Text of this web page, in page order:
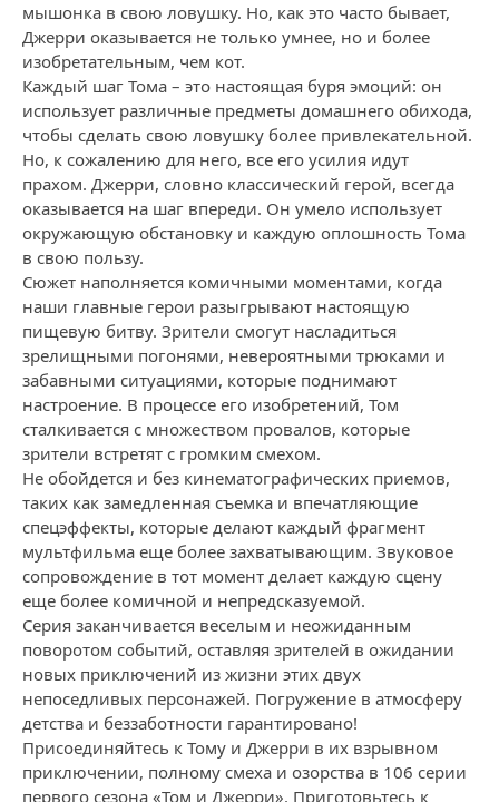
мышонка в свою ловушку. Но, как это часто бывает,
Джерри оказывается не только умнее, но и более
изобретательным, чем кот.
Каждый шаг Тома – это настоящая буря эмоций: он
использует различные предметы домашнего обихода,
чтобы сделать свою ловушку более привлекательной.
Но, к сожалению для него, все его усилия идут
прахом. Джерри, словно классический герой, всегда
оказывается на шаг впереди. Он умело использует
окружающую обстановку и каждую оплошность Тома
в свою пользу.
Сюжет наполняется комичными моментами, когда
наши главные герои разыгрывают настоящую
пищевую битву. Зрители смогут насладиться
зрелищными погонями, невероятными трюками и
забавными ситуациями, которые поднимают
настроение. В процессе его изобретений, Том
сталкивается с множеством провалов, которые
зрители встретят с громким смехом.
Не обойдется и без кинематографических приемов,
таких как замедленная съемка и впечатляющие
спецэффекты, которые делают каждый фрагмент
мультфильма еще более захватывающим. Звуковое
сопровождение в тот момент делает каждую сцену
еще более комичной и непредсказуемой.
Серия заканчивается веселым и неожиданным
поворотом событий, оставляя зрителей в ожидании
новых приключений из жизни этих двух
непоседливых персонажей. Погружение в атмосферу
детства и беззаботности гарантировано!
Присоединяйтесь к Тому и Джерри в их взрывном
приключении, полному смеха и озорства в 106 серии
первого сезона «Том и Джерри». Приготовьтесь к